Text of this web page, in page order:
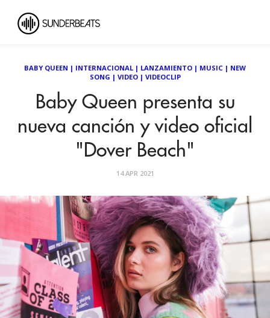
BABY QUEEN | INTERNACIONAL | LANZAMIENTO | MUSIC | NEW
SONG | VIDEO| VIDEOCLIP
Baby Queen presenta su
nueva canción y video oficial
"Dover Beach"
14 APR 2021